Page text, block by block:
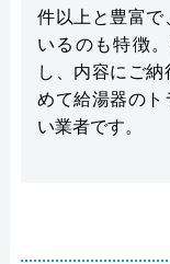
件以上と豊富で
いるのも特徴
し、内容にご
めて給湯器のト
い業者です。